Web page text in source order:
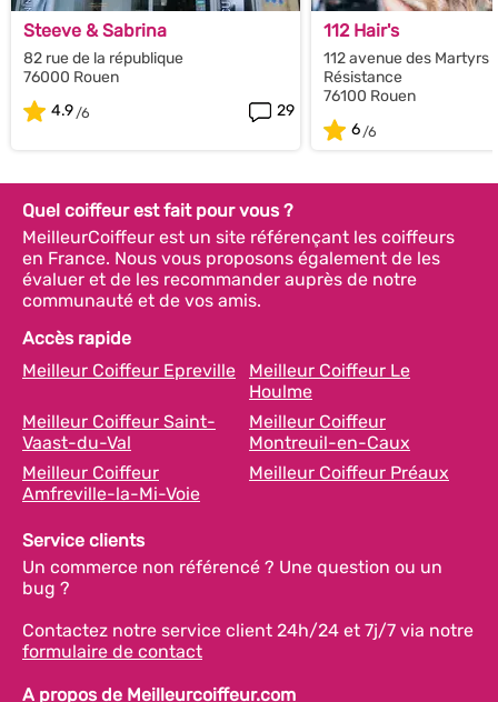
Steeve & Sabrina
82 rue de la république
76000 Rouen
4.9
29
112 Hair's
112 avenue des Martyrs
Résistance
76100 Rouen
6
Quel coiffeur est fait pour vous ?
MeilleurCoiffeur est un site référençant les coiffeurs
en France. Nous vous proposons également de les
évaluer et de les recommander auprès de notre
communauté et de vos amis.
Accès rapide
Meilleur Coiffeur Epreville
Meilleur Coiffeur Le
Houlme
Meilleur Coiffeur Saint-
Vaast-du-Val
Meilleur Coiffeur
Montreuil-en-Caux
Meilleur Coiffeur
Amfreville-la-Mi-Voie
Meilleur Coiffeur Préaux
Service clients
Un commerce non référencé ? Une question ou un
bug ?
Contactez notre service client 24h/24 et 7j/7 via notre
formulaire de contact
A propos de Meilleurcoiffeur.com